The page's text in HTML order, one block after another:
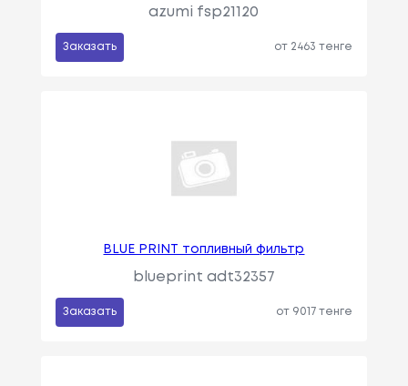
azumi fsp21120
Заказать от 2463 тенге
BLUE PRINT топливный фильтр
blueprint adt32357
Заказать от 9017 тенге